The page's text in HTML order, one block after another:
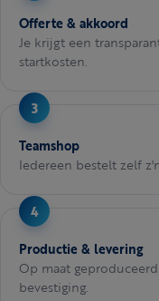
Offerte & akkoord
Je krijgt een
startkosten.
Teamshop
Iedereen bestelt zelf
Productie & levering
Op maat
bevestiging.